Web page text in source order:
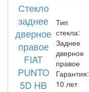
Стекло
заднее
дверное
правое
FIAT
PUNTO
5D HB
Тип
стекла:
Заднее
дверное
правое
Гарантия:
10 лет